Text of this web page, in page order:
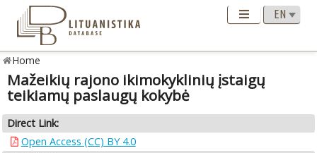
Home
Mažeikių rajono ikimokyklinių įstaigų
teikiamų paslaugų kokybė
Direct Link:
Open Access (CC) BY 4.0